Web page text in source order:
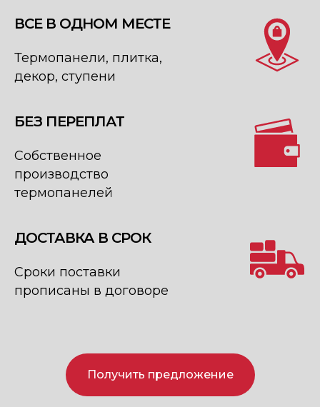
ВСЕ В ОДНОМ МЕСТЕ
Термопанели, плитка,
декор, ступени
БЕЗ ПЕРЕПЛАТ
Собственное
производство
термопанелей
ДОСТАВКА В СРОК
Сроки поставки
прописаны в договоре
Получить предложение